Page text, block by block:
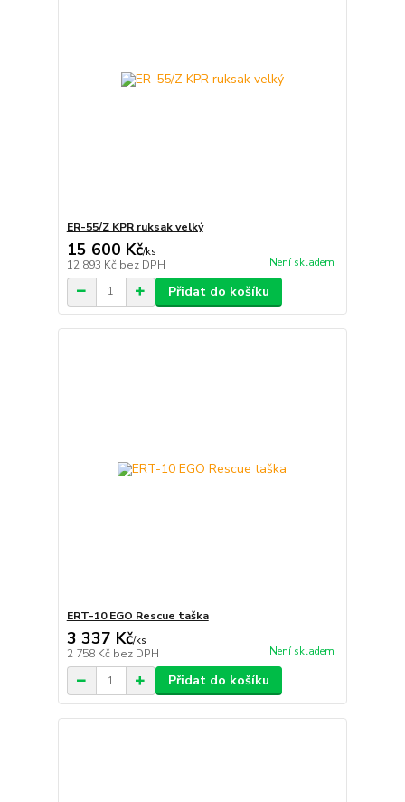
ER-55/Z KPR ruksak velký
15 600 Kč/ks
12 893 Kč bez DPH Není skladem
Přidat do košíku
ERT-10 EGO Rescue taška
3 337 Kč/ks
2 758 Kč bez DPH Není skladem
Přidat do košíku